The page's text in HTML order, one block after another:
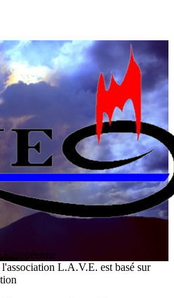
Européenne
L.A.V.E. est basé sur